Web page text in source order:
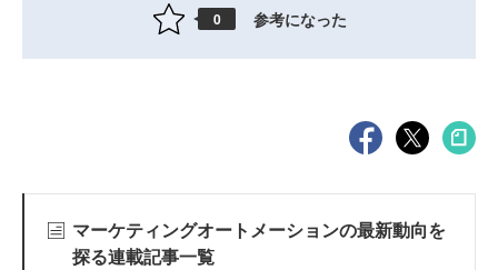
0 参考になった
マーケティングオートメーションの最新動向を
探る連載記事一覧